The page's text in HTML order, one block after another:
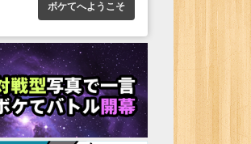
ボケてへようこそ